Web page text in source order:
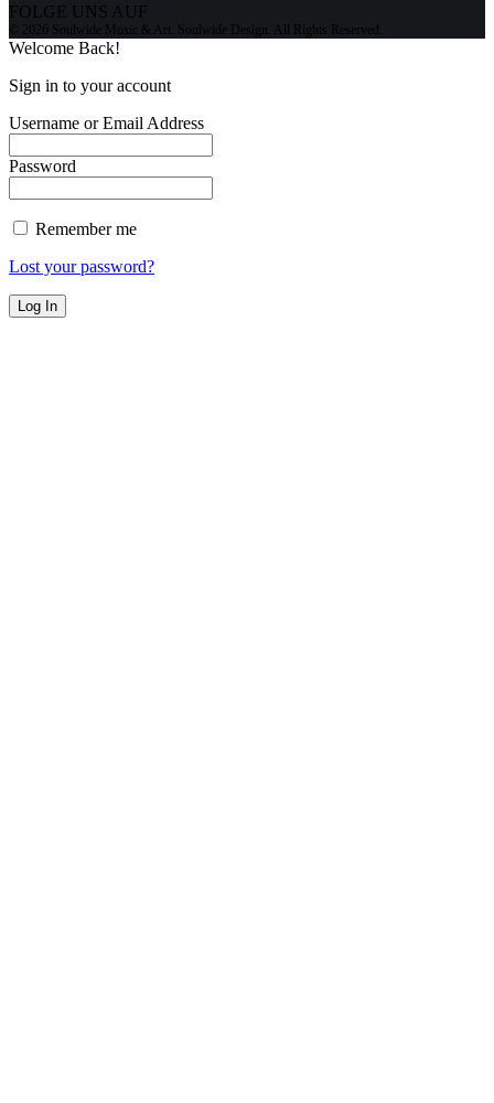
FOLGE UNS AUF
© 2026 Soulwide Music & Art. Soulwide Design. All Rights Reserved.
Welcome Back!
Sign in to your account
Username or Email Address
Password
Remember me
Lost your password?